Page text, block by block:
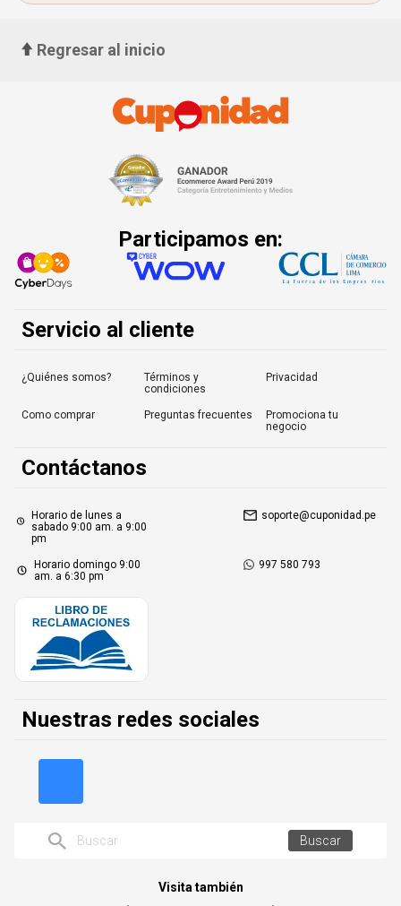
Regresar al inicio
Participamos en:
Servicio al cliente
¿Quiénes somos?
Términos y
condiciones
Privacidad
Como comprar Preguntas frecuentes
Promociona tu
negocio
Contáctanos
Horario de lunes a
sabado 9:00 am. a 9:00
pm
soporte@cuponidad.pe
Horario domingo 9:00
am. a 6:30 pm
997 580 793
Nuestras redes sociales
Buscar
Visita también